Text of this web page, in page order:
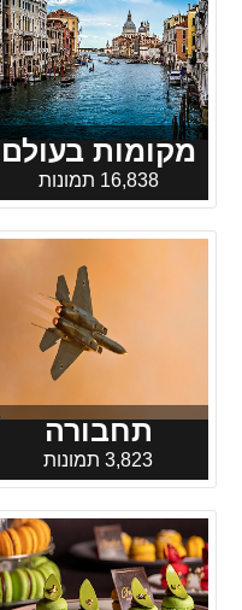
מקומות בעולם
16,838 תמונות
תחבורה
3,823 תמונות